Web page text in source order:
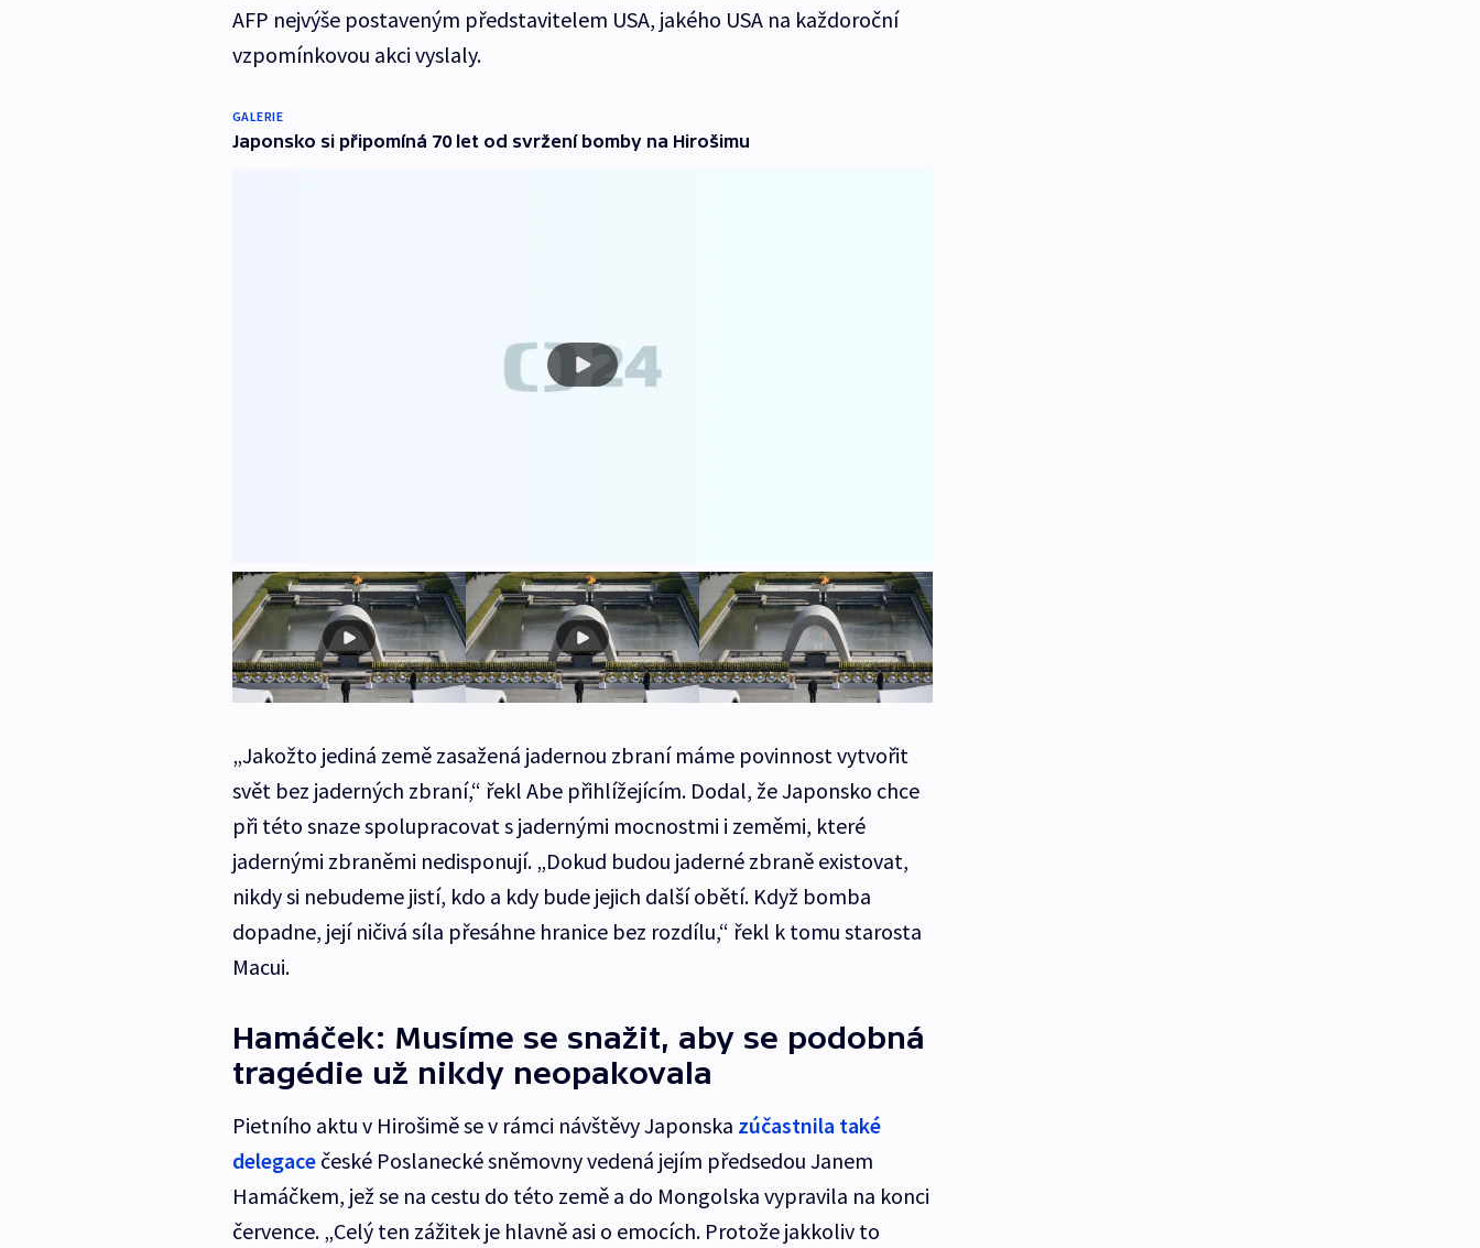
AFP nejvýše postaveným představitelem USA, jakého USA na každoroční
vzpomínkovou akci vyslaly.
GALERIE
Japonsko si připomíná 70 let od svržení bomby na Hirošimu
„Jakožto jediná země zasažená jadernou zbraní máme povinnost vytvořit
svět bez jaderných zbraní,“ řekl Abe přihlížejícím. Dodal, že Japonsko chce
při této snaze spolupracovat s jadernými mocnostmi i zeměmi, které
jadernými zbraněmi nedisponují. „Dokud budou jaderné zbraně existovat,
nikdy si nebudeme jistí, kdo a kdy bude jejich další obětí. Když bomba
dopadne, její ničivá síla přesáhne hranice bez rozdílu,“ řekl k tomu starosta
Macui.
Hamáček: Musíme se snažit, aby se podobná
tragédie už nikdy neopakovala
Pietního aktu v Hirošimě se v rámci návštěvy Japonska zúčastnila také
delegacečeské Poslanecké sněmovny vedená jejím předsedou Janem
Hamáčkem, jež se na cestu do této země a do Mongolska vypravila na konci
července. „Celý ten zážitek je hlavně asi o emocích. Protože jakkoliv to